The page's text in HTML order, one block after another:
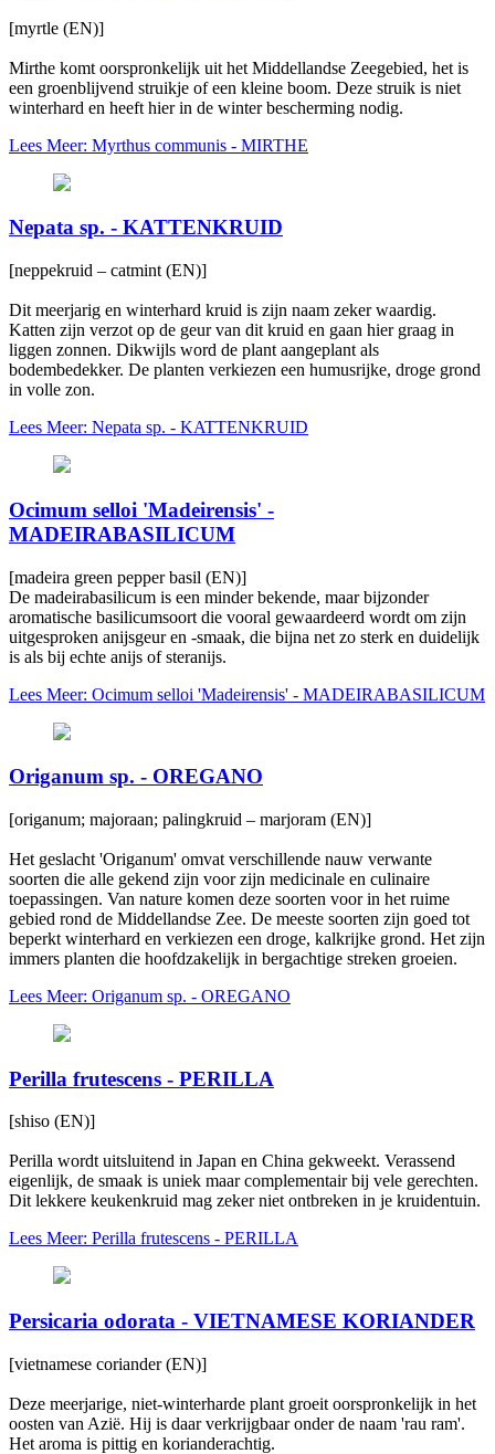
[myrtle (EN)]
Mirthe komt oorspronkelijk uit het Middellandse Zeegebied, het is
een groenblijvend struikje of een kleine boom. Deze struik is niet
winterhard en heeft hier in de winter bescherming nodig.
Lees Meer: Myrthus communis - MIRTHE
Nepata sp. - KATTENKRUID
[neppekruid – catmint (EN)]
Dit meerjarig en winterhard kruid is zijn naam zeker waardig.
Katten zijn verzot op de geur van dit kruid en gaan hier graag in
liggen zonnen. Dikwijls word de plant aangeplant als
bodembedekker. De planten verkiezen een humusrijke, droge grond
in volle zon.
Lees Meer: Nepata sp. - KATTENKRUID
Ocimum selloi 'Madeirensis' -
MADEIRABASILICUM
[madeira green pepper basil (EN)]
De madeirabasilicum is een minder bekende, maar bijzonder
aromatische basilicumsoort die vooral gewaardeerd wordt om zijn
uitgesproken anijsgeur en -smaak, die bijna net zo sterk en duidelijk
is als bij echte anijs of steranijs.
Lees Meer: Ocimum selloi 'Madeirensis' - MADEIRABASILICUM
Origanum sp. - OREGANO
[origanum; majoraan; palingkruid – marjoram (EN)]
Het geslacht 'Origanum' omvat verschillende nauw verwante
soorten die alle gekend zijn voor zijn medicinale en culinaire
toepassingen. Van nature komen deze soorten voor in het ruime
gebied rond de Middellandse Zee. De meeste soorten zijn goed tot
beperkt winterhard en verkiezen een droge, kalkrijke grond. Het zijn
immers planten die hoofdzakelijk in bergachtige streken groeien.
Lees Meer: Origanum sp. - OREGANO
Perilla frutescens - PERILLA
[shiso (EN)]
Perilla wordt uitsluitend in Japan en China gekweekt. Verassend
eigenlijk, de smaak is uniek maar complementair bij vele gerechten.
Dit lekkere keukenkruid mag zeker niet ontbreken in je kruidentuin.
Lees Meer: Perilla frutescens - PERILLA
Persicaria odorata - VIETNAMESE KORIANDER
[vietnamese coriander (EN)]
Deze meerjarige, niet-winterharde plant groeit oorspronkelijk in het
oosten van Azië. Hij is daar verkrijgbaar onder de naam 'rau ram'.
Het aroma is pittig en korianderachtig.